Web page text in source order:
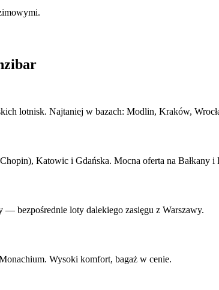
lotnisk. Najtaniej w bazach: Modlin, Kraków,
Katowic i Gdańska. Mocna oferta na Bałkany
bezpośrednie loty dalekiego zasięgu z Warszawy.
Wysoki komfort, bagaż w cenie.